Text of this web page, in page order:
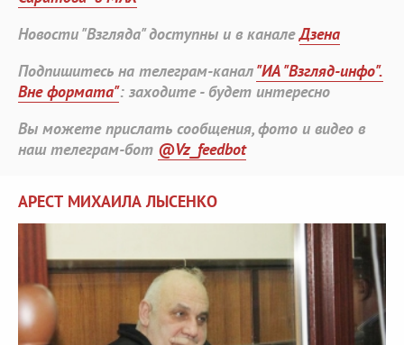
Новости "Взгляда" доступны и в каналеДзена
Подпишитесь на телеграм-канал"ИА "Взгляд-инфо".
Вне формата": заходите - будет интересно
Вы можете прислать сообщения, фото и видео в
наш телеграм-бот @Vz_feedbot
АРЕСТ МИХАИЛА ЛЫСЕНКО